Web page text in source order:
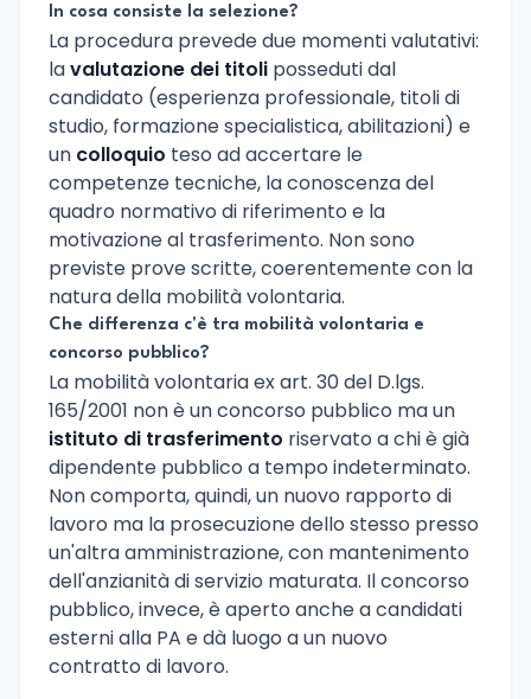
In cosa consiste la selezione?
La procedura prevede due momenti valutativi:
lavalutazione dei titoli posseduti dal
candidato (esperienza professionale, titoli di
studio, formazione specialistica, abilitazioni) e
un colloquio teso ad accertare le
competenze tecniche, la conoscenza del
quadro normativo di riferimento e la
motivazione al trasferimento. Non sono
previste prove scritte, coerentemente con la
natura della mobilità volontaria.
Che differenza c'è tra mobilità volontaria e
concorso pubblico?
La mobilità volontaria ex art. 30 del D.lgs.
165/2001 non è un concorso pubblico ma un
istituto di trasferimento riservato a chi è già
dipendente pubblico a tempo indeterminato.
Non comporta, quindi, un nuovo rapporto di
lavoro ma la prosecuzione dello stesso presso
un'altra amministrazione, con mantenimento
dell'anzianità di servizio maturata. Il concorso
pubblico, invece, è aperto anche a candidati
esterni alla PA e dà luogo a un nuovo
contratto di lavoro.